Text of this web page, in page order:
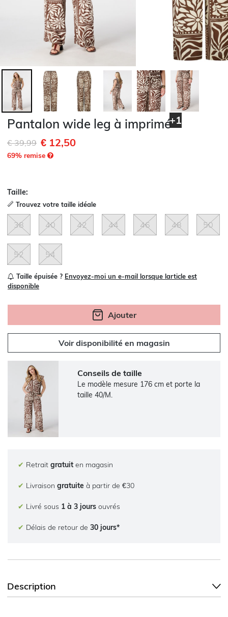
+1
Pantalon wide leg à imprimé
Remise de
€ 39,99à€ 12,50
69% remise
Taille:
Trouvez votre taille idéale
38 40 42 44 46 48 50
52 54
Taille épuisée ? Envoyez-moi un e-mail lorsque larticle est
disponible
Ajouter
Voir disponibilité en magasin
Conseils de taille
Le modèle mesure 176 cm et porte la
taille 40/M.
✔ Retrait gratuit en magasin
✔ Livraison gratuite à partir de €30
✔ Livré sous 1 à 3 jours ouvrés
✔ Délais de retour de 30 jours*
Description